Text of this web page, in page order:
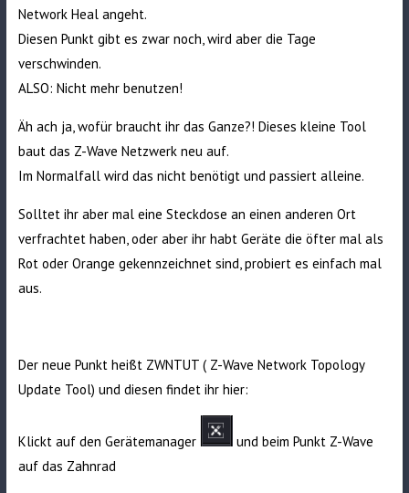
Network Heal angeht.
Diesen Punkt gibt es zwar noch, wird aber die Tage
verschwinden.
ALSO: Nicht mehr benutzen!
Äh ach ja, wofür braucht ihr das Ganze?! Dieses kleine Tool
baut das Z-Wave Netzwerk neu auf.
Im Normalfall wird das nicht benötigt und passiert alleine.
Solltet ihr aber mal eine Steckdose an einen anderen Ort
verfrachtet haben, oder aber ihr habt Geräte die öfter mal als
Rot oder Orange gekennzeichnet sind, probiert es einfach mal
aus.
Der neue Punkt heißt ZWNTUT ( Z-Wave Network Topology
Update Tool) und diesen findet ihr hier:
Klickt auf den Gerätemanager
und beim Punkt Z-Wave
auf das Zahnrad